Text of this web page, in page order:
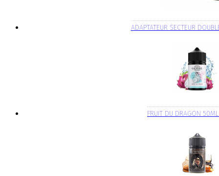
ADAPTATEUR SECTEUR
FRUIT DU DRAGON